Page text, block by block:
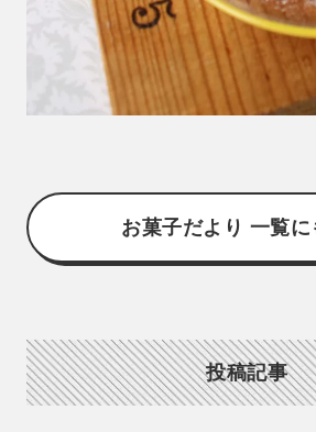
お菓子だより 一覧に
投稿記事